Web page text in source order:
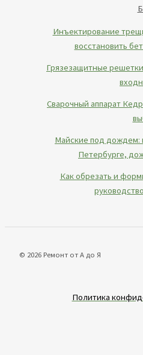
Инъектирование
восстановить
Грязезащитные
Сварочный аппарат
Майские под дождем:
Петербурге,
Как обрезать и
© 2026 Ремонт от А до Я
Политика